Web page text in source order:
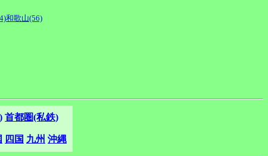
和歌山(56)
首都圏(私鉄)
四国 九州 沖縄